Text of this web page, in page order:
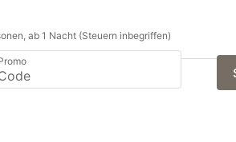
ab 1 Nacht (Steuern inbegriffen)